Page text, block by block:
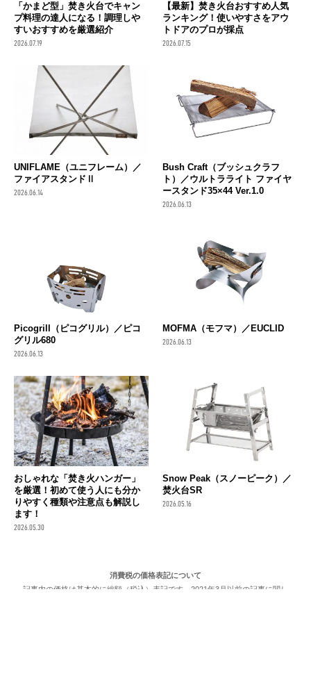
「かまど型」焚き火台でキャン
プ料理の達人になる！調理しや
すいおすすめを厳選紹介
2026.07.19
【最新】焚き火台おすすめ人気
ランキング！使いやすさをアウ
トドアのプロが採点
2026.07.15
UNIFLAME（ユニフレーム）／
ファイアスタンドⅡ
2026.06.14
Bush Craft（ブッシュクラフ
ト）／ウルトラライト ファイヤ
ースタンド35×44 Ver.1.0
2026.06.13
Picogrill（ピコグリル）／ピコ
グリル680
2026.06.13
MOFMA（モフマ）／EUCLID
2026.06.13
おしゃれな「焚き火ハンガー」
を厳選！初めて使う人にも分か
りやすく種類や注意点も解説し
ます！
2026.05.30
Snow Peak（スノーピーク）／
焚火台SR
2026.05.16
消費税の価格表記について
記事内の価格は基本的に総額（税込）表記です。2021年3月以前の記事に関し